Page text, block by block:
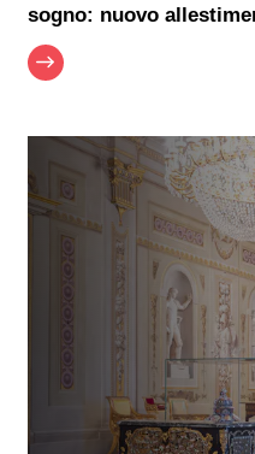
sogno: nuovo